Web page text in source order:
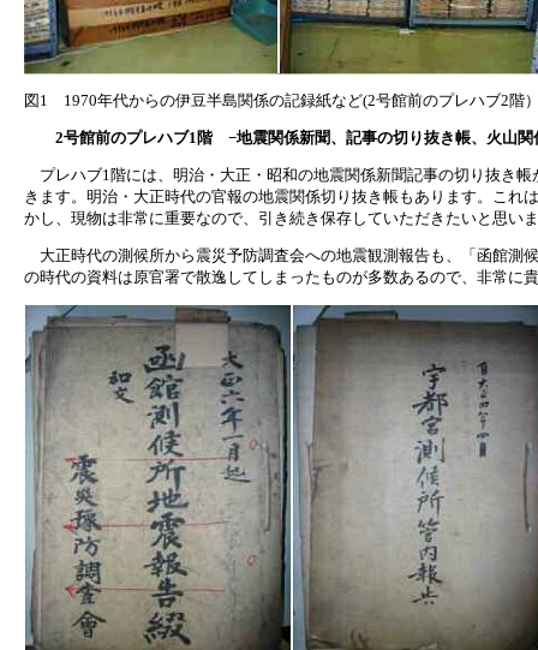
図1 1970年代からの伊豆半島関係の記録紙など(2号館前のプレハブ2階
2号館前のプレハブ1階 −地震関係新聞、記事の切り抜き帳、火山関
プレハブ1階には、明治・大正・昭和の地震関係新聞記事の切り抜き
きます。明治・大正時代の官報の地震関係切り抜き帳もあります。こ
かし、現物は非常に重要なので、引き続き保存していただきたいと思い
大正時代の測候所から震災予防調査会への地震観測報告も、「函館測
の時代の資料は原官署で散逸してしまったものが多数あるので、非常に